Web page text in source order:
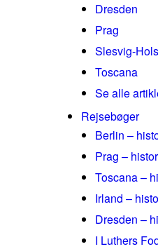
Dresden
Prag
Slesvig-
Toscana
Se alle
Rejsebøger
Berlin –
Prag –
Toscana –
Irland –
Dresden –
I Luthers